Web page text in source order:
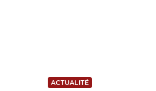
ACTUALITÉ